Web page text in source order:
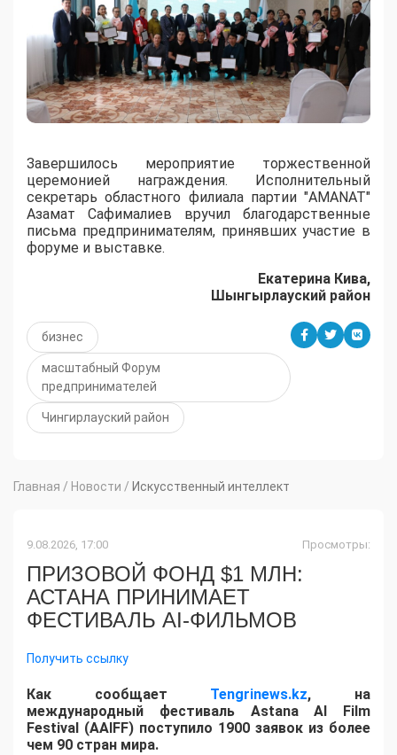
Завершилось мероприятие торжественной
церемонией награждения. Исполнительный
секретарь областного филиала партии "AMANAT"
Азамат Сафималиев вручил благодарственные
письма предпринимателям, принявших участие в
форуме и выставке.
Екатерина Кива,
Шынгырлауский район
бизнес
масштабный Форум
предпринимателей
Чингирлауский район
Главная / Новости / Искусственный интеллект
9.08.2026, 17:00 Просмотры:
ПРИЗОВОЙ ФОНД $1 МЛН:
АСТАНА ПРИНИМАЕТ
ФЕСТИВАЛЬ AI-ФИЛЬМОВ
Получить ссылку
Как сообщает Tengrinews.kz, на
международный фестиваль Astana AI Film
Festival (AAIFF) поступило 1900 заявок из более
чем 90 стран мира.